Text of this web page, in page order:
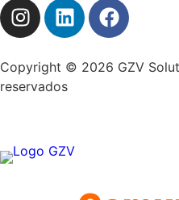
Copyright © 2026 GZV
reservados